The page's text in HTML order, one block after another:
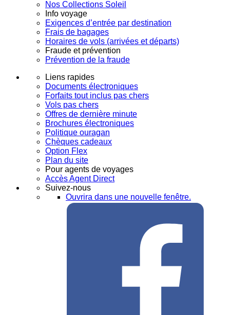
Nos Collections Soleil
Info voyage
Exigences d’entrée par destination
Frais de bagages
Horaires de vols (arrivées et départs)
Fraude et prévention
Prévention de la fraude
Liens rapides
Documents électroniques
Forfaits tout inclus pas chers
Vols pas chers
Offres de dernière minute
Brochures électroniques
Politique ouragan
Chèques cadeaux
Option Flex
Plan du site
Pour agents de voyages
Accès Agent Direct
Suivez-nous
Ouvrira dans une nouvelle fenêtre.